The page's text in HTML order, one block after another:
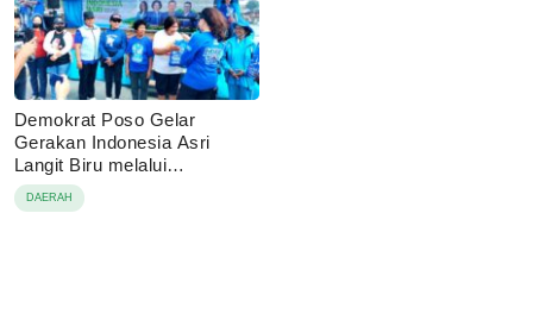
Demokrat Poso Gelar
Gerakan Indonesia Asri
Langit Biru melalui
Pembagian Sembako
DAERAH